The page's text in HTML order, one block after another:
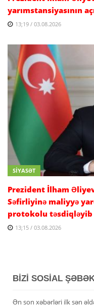
yarımstansiyasının
13;19 / 03.08.2026
SİYASƏT
Prezident İlham
Səfirliyinə maliyyə
protokolu təsdiqləyib
13;15 / 03.08.2026
BİZİ SOSİAL
Ən son xəbərləri ilk sən